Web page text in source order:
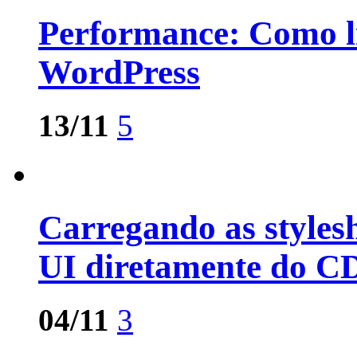
Performance: Como
WordPress
13/11 5
Carregando as
UI diretamente do
04/11 3